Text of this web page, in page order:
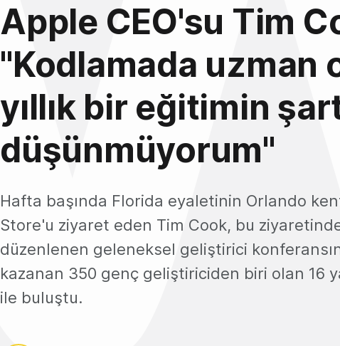
Apple CEO'su Tim
"Kodlamada uzman
yıllık bir eğitimin
düşünmüyorum"
Hafta başında Florida eyaletinin Orlando
Store'u ziyaret eden Tim Cook, bu
düzenlenen geleneksel geliştirici
kazanan 350 genç geliştiriciden biri olan 16
ile buluştu.